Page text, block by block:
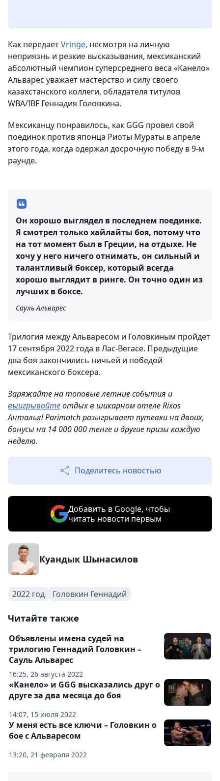
Как передаетVringe, несмотря на личную
неприязнь и резкие высказывания, мексиканский
абсолютный чемпион суперсреднего веса «Канело»
Альварес уважает мастерство и силу своего
казахстанского коллеги, обладателя титулов
WBA/IBF Геннадия Головкина.
Мексиканцу понравилось, как GGG провел свой
поединок против японца Риоты Мураты в апреле
этого года, когда одержал досрочную победу в 9-м
раунде.
Он хорошо выглядел в последнем поединке.
Я смотрел только хайлайты боя, потому что
на тот момент был в Греции, на отдыхе. Не
хочу у него ничего отнимать, он сильный и
талантливый боксер, который всегда
хорошо выглядит в ринге. Он точно один из
лучших в боксе.
Сауль Альварес
Трилогия между Альваресом и Головкиным пройдет
17 сентября 2022 года в Лас-Вегасе. Предыдущие
два боя закончились ничьей и победой
мексиканского боксера.
Заряжайте на топовые летние события и
выигрывайтеотдых в шикарном отеле Rixos
Анталья! Parimatch разыгрывает путевки на двоих,
бонусы на 14 000 000 тенге и другие призы каждую
неделю.
Поделитесь новостью
Добавить в Google, чтобы
читать новости первым
Куандык Шынасилов
2022 год Головкин Геннадий
Читайте также
16:25, 26 августа 2022
Объявлены имена судей на
трилогию Геннадий Головкин –
Сауль Альварес
14:07, 15 июля 2022
«Канело» и GGG высказались друг о
друге за два месяца до боя
13:20, 21 февраля 2022
У меня есть все ключи – Головкин о
бое с Альваресом